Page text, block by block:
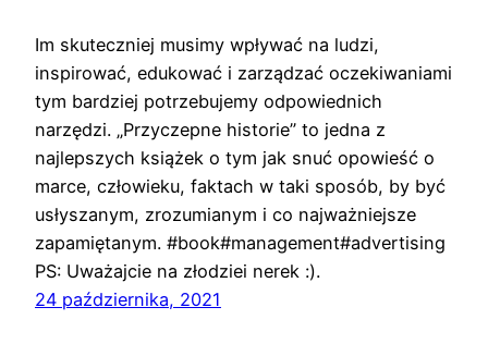
Im skuteczniej musimy wpływać na ludzi,
inspirować, edukować i zarządzać oczekiwaniami
tym bardziej potrzebujemy odpowiednich
narzędzi. „Przyczepne historie” to jedna z
najlepszych książek o tym jak snuć opowieść o
marce, człowieku, faktach w taki sposób, by być
usłyszanym, zrozumianym i co najważniejsze
zapamiętanym. #book#management#advertising
PS: Uważajcie na złodziei nerek :).
24 października, 2021